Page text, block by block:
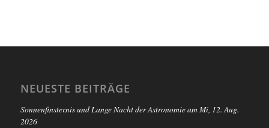
NEUESTE BEITRÄGE
Sonnenfinsternis und Lange Nacht der Astronomie am Mi, 12. Aug.
2026